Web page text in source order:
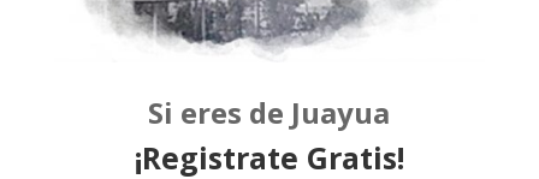
Si eres de Juayua
¡Registrate Gratis!